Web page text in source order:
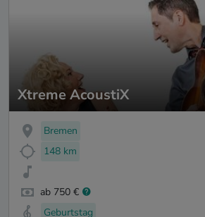
Xtreme AcoustiX
Bremen
148 km
ab 750 €
Geburtstag